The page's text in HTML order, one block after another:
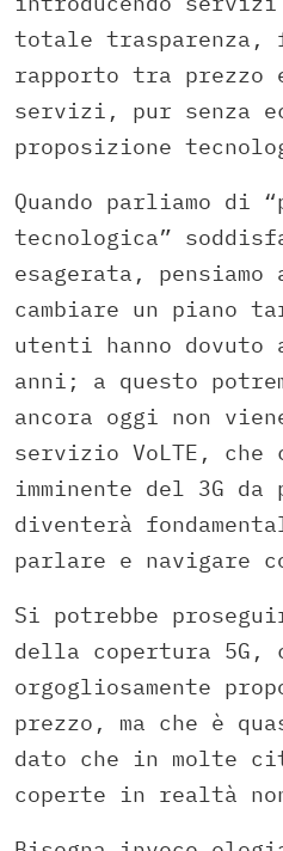
totale trasparenza,
rapporto tra prezzo
servizi, pur senza
proposizione
Quando parliamo di
tecnologica”
esagerata,
cambiare un piano
utenti hanno dovuto
anni; a questo
ancora oggi non
servizio VoLTE, che
imminente del 3G da
diventerà
parlare e navigare
Si potrebbe
della copertura 5G,
orgogliosamente
prezzo, ma che è
dato che in molte
coperte in realtà